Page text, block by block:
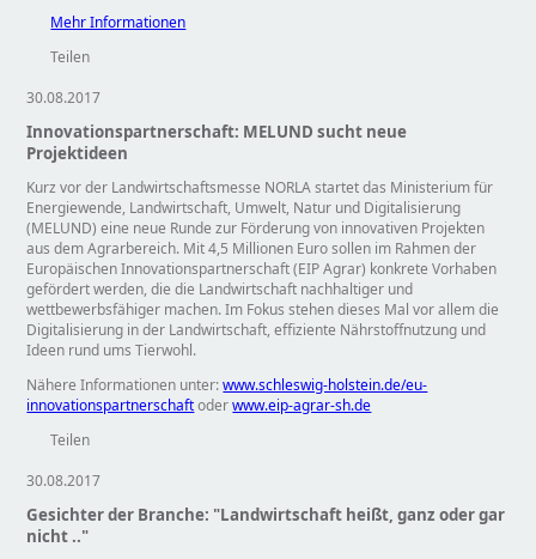
Mehr Informationen
Teilen
30.08.2017
Innovationspartnerschaft: MELUND sucht neue
Projektideen
Kurz vor der Landwirtschaftsmesse NORLA startet das Ministerium für
Energiewende, Landwirtschaft, Umwelt, Natur und Digitalisierung
(MELUND) eine neue Runde zur Förderung von innovativen Projekten
aus dem Agrarbereich. Mit 4,5 Millionen Euro sollen im Rahmen der
Europäischen Innovationspartnerschaft (EIP Agrar) konkrete Vorhaben
gefördert werden, die die Landwirtschaft nachhaltiger und
wettbewerbsfähiger machen. Im Fokus stehen dieses Mal vor allem die
Digitalisierung in der Landwirtschaft, effiziente Nährstoffnutzung und
Ideen rund ums Tierwohl.
Nähere Informationen unter:www.schleswig-holstein.de/eu-
innovationspartnerschaftoderwww.eip-agrar-sh.de
Teilen
30.08.2017
Gesichter der Branche: "Landwirtschaft heißt, ganz oder gar
nicht .."